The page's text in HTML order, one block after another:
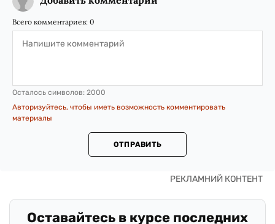
Всего комментариев: 0
Осталось символов: 2000
Авторизуйтесь, чтобы иметь возможность комментировать
материалы
ОТПРАВИТЬ
Оставайтесь в курсе последних